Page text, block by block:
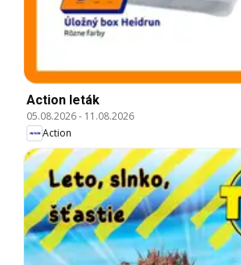
Action leták
05.08.2026- 11.08.2026
Action